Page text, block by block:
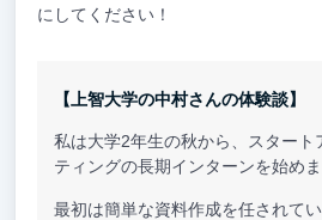
にしてください！
【上智大学の中村さんの体験談】
私は大学2年生の秋から、スタート
ティングの長期インターンを始めま
最初は簡単な資料作成を任されて